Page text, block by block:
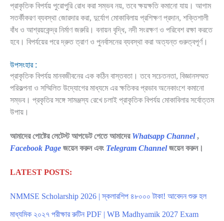
প্রাকৃতিক বিপর্যয় পুরোপুরি রোধ করা সম্ভব নয়, তবে ক্ষয়ক্ষতি কমানো যায়। আগাম
সতর্কীকরণ ব্যবস্থা জোরদার করা, দুর্যোগ মোকাবিলায় প্রশিক্ষণ প্রদান, শক্তিশালী
বাঁধ ও আশ্রয়কেন্দ্র নির্মাণ জরুরি। বনায়ন বৃদ্ধি, নদী সংরক্ষণ ও পরিবেশ রক্ষা করতে
হবে। বিপর্যয়ের পরে দ্রুত ত্রাণ ও পুনর্বাসনের ব্যবস্থা করা অত্যন্ত গুরুত্বপূর্ণ।
উপসংহার :
প্রাকৃতিক বিপর্যয় মানবজীবনের এক কঠিন বাস্তবতা। তবে সচেতনতা, বিজ্ঞানসম্মত
পরিকল্পনা ও সম্মিলিত উদ্যোগের মাধ্যমে এর ক্ষতিকর প্রভাব অনেকাংশে কমানো
সম্ভব। প্রকৃতির সঙ্গে সামঞ্জস্য রেখে চলাই প্রাকৃতিক বিপর্যয় মোকাবিলার সর্বোত্তম
উপায়।
আমাদের পোষ্টের লেটেস্ট আপডেট পেতে আমাদের Whatsapp Channel,
Facebook Page জয়েন করুন এবং Telegram Channelজয়েন করুন।
LATEST POSTS:
NMMSE Scholarship 2026 | স্কলারশিপ ৪৮০০০ টাকা! আবেদন শুরু হল
মাধ্যমিক ২০২৭ পরীক্ষার রুটিন PDF | WB Madhyamik 2027 Exam